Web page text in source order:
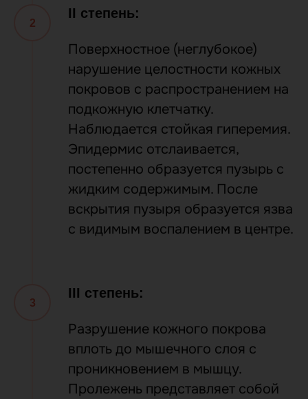
II степень:
Поверхностное (неглубокое)
нарушение целостности кожных
покровов с распространением на
подкожную клетчатку.
Наблюдается стойкая гиперемия.
Эпидермис отслаивается,
постепенно образуется пузырь с
жидким содержимым. После
вскрытия пузыря образуется язва
с видимым воспалением в центре.
III степень:
Разрушение кожного покрова
вплоть до мышечного слоя с
проникновением в мышцу.
Пролежень представляет собой